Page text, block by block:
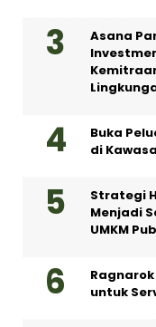
Asana
Buka
di
Strategi
Menjadi
UMKM
untuk